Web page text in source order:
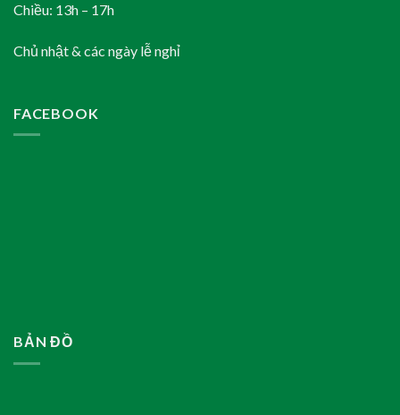
Chiều: 13h – 17h
Chủ nhật & các ngày lễ nghỉ
FACEBOOK
BẢN ĐỒ